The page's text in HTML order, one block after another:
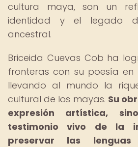
cultura maya, son un
identidad y el legado
ancestral.
Briceida Cuevas Cob ha
fronteras con su poesía
llevando al mundo la
cultural de los mayas. Su
expresión artística,
testimonio vivo de la
preservar las